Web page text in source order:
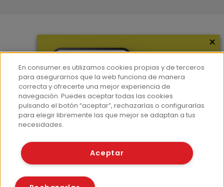
Hemeroteca
Contacto
Prensa
Corpus Lingüístico Consumer
© Fundación EROSKI
Políticas de cookies
×
En consumer.es utilizamos cookies propias y de terceros
para asegurarnos que la web funciona de manera
correcta y ofrecerte una mejor experiencia de
navegación. Puedes aceptar todas las cookies
pulsando el botón “aceptar”, rechazarlas o configurarlas
para elegir libremente las que mejor se adaptan a tus
necesidades.
Aceptar